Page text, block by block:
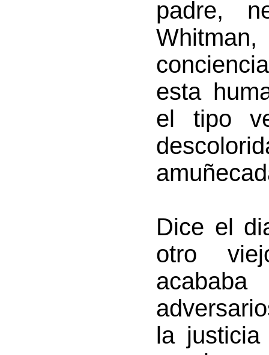
padre,
esta
el tipo
Dice el
otro
la